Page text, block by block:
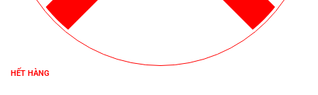
HẾT HÀNG